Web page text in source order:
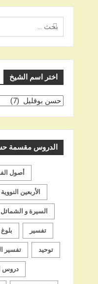
البحث
عن
اختر اسم الشيخ
اختر
الدروس مقسمة
أصول
الأربعين النووية
السيرة و الشمائل
تفسير
تفسير توحيد
دروس